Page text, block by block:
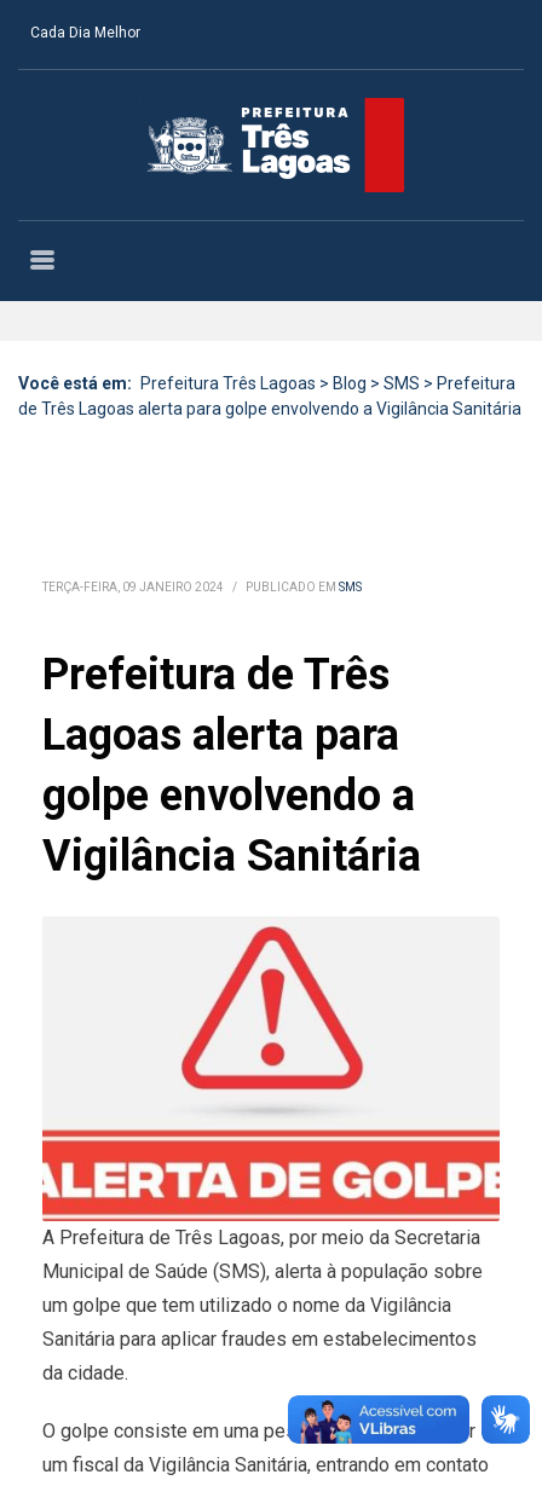
Cada Dia Melhor
Você está em: Prefeitura Três Lagoas > Blog > SMS > Prefeitura
de Três Lagoas alerta para golpe envolvendo a Vigilância Sanitária
TERÇA-FEIRA, 09 JANEIRO 2024 / PUBLICADO EM SMS
Prefeitura de Três
Lagoas alerta para
golpe envolvendo a
Vigilância Sanitária
A Prefeitura de Três Lagoas, por meio da Secretaria
Municipal de Saúde (SMS), alerta à população sobre
um golpe que tem utilizado o nome da Vigilância
Sanitária para aplicar fraudes em estabelecimentos
da cidade.
O golpe consiste em uma pessoa se passando por
um fiscal da Vigilância Sanitária, entrando em contato